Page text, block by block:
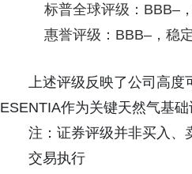
标普全球评级：BBB–
惠誉评级：BBB–，稳
上述评级反映了公司高度
ESENTIA作为关键天然气基
注：证券评级并非买入、
交易执行